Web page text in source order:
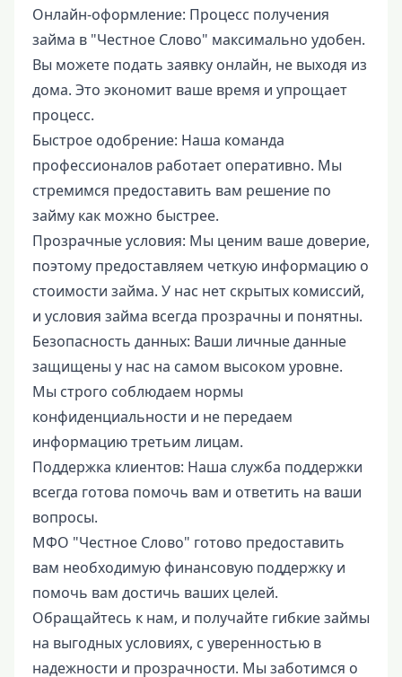
Онлайн-оформление: Процесс получения
займа в "Честное Слово" максимально удобен.
Вы можете подать заявку онлайн, не выходя из
дома. Это экономит ваше время и упрощает
процесс.
Быстрое одобрение: Наша команда
профессионалов работает оперативно. Мы
стремимся предоставить вам решение по
займу как можно быстрее.
Прозрачные условия: Мы ценим ваше доверие,
поэтому предоставляем четкую информацию о
стоимости займа. У нас нет скрытых комиссий,
и условия займа всегда прозрачны и понятны.
Безопасность данных: Ваши личные данные
защищены у нас на самом высоком уровне.
Мы строго соблюдаем нормы
конфиденциальности и не передаем
информацию третьим лицам.
Поддержка клиентов: Наша служба поддержки
всегда готова помочь вам и ответить на ваши
вопросы.
МФО "Честное Слово" готово предоставить
вам необходимую финансовую поддержку и
помочь вам достичь ваших целей.
Обращайтесь к нам, и получайте гибкие займы
на выгодных условиях, с уверенностью в
надежности и прозрачности. Мы заботимся о